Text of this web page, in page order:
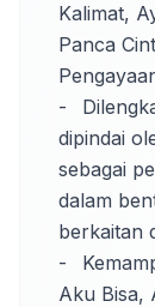
Kalimat,
Panca
-	Dilengkapi dengan QR Code yang dapat
dipindai
sebagai
dalam
berkaitan
-	Kemampuan murid akan diasah melalui
Aku Bisa,